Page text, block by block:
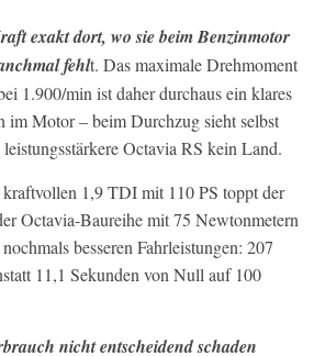
exakt dort, wo sie beim Benzinmotor
fehlt. Das maximale Drehmoment
1.900/min ist daher durchaus ein klares
im Motor – beim Durchzug sieht selbst
Octavia RS kein Land.
1,9 TDI mit 110 PS toppt der
Octavia-Baureihe mit 75 Newtonmetern
besseren Fahrleistungen: 207
11,1 Sekunden von Null auf 100
nicht entscheidend schaden